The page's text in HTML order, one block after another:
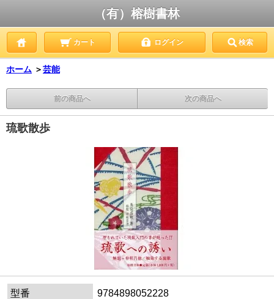
（有）榕樹書林
カート ログイン 検索
ホーム ＞芸能
前の商品へ 次の商品へ
琉歌散歩
型番
9784898052228